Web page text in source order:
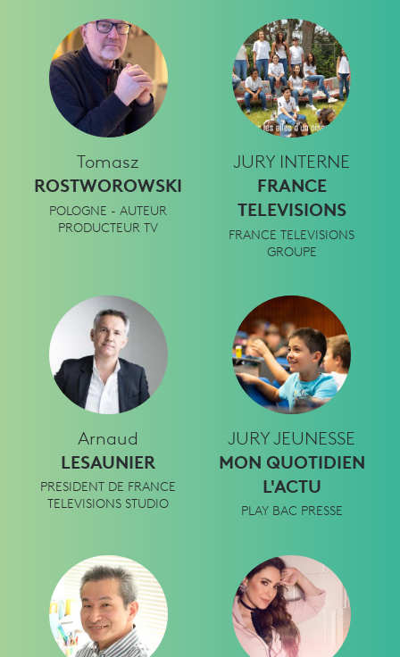
Tomasz
ROSTWOROWSKI
POLOGNE - AUTEUR
PRODUCTEUR TV
JURY INTERNE
FRANCE
TELEVISIONS
FRANCE TELEVISIONS
GROUPE
Arnaud
LESAUNIER
PRESIDENT DE FRANCE
TELEVISIONS STUDIO
JURY JEUNESSE
MON QUOTIDIEN
L'ACTU
PLAY BAC PRESSE